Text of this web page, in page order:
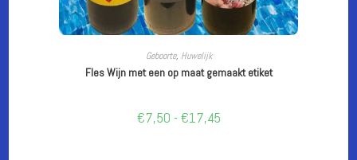
OPTIES SELECTEREN
product
heeft
meerdere
kan
Geboorte, Huwelijk
Fles Wijn met een op maat gemaakt etiket
€7,50 - €17,45Prijsklasse:
€7,50